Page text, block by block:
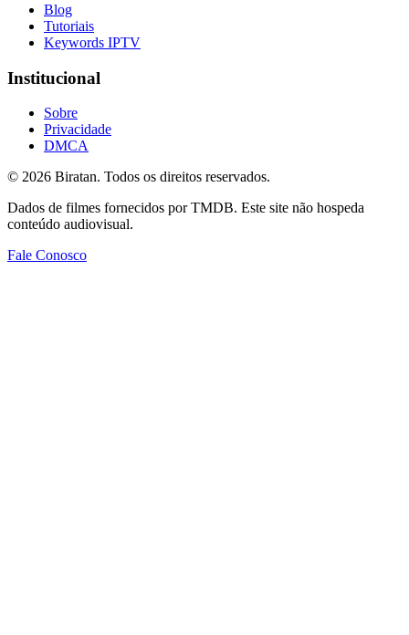
Blog
Tutoriais
Keywords IPTV
Institucional
Sobre
Privacidade
DMCA
© 2026 Biratan. Todos os direitos reservados.
Dados de filmes fornecidos por TMDB. Este site não hospeda
conteúdo audiovisual.
Fale Conosco